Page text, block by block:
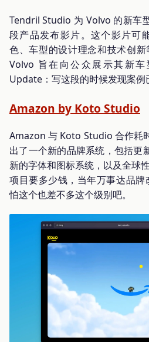
Tendril Studio 为 Volvo 的新车
段产品发布影片。这个影片可
色、车型的设计理念和技术创新
Volvo 旨在向公众展示其新车
Update：写这段的时候发现案例
Amazon by Koto Studio
Amazon 与 Koto Studio 合作耗
出了一个新的品牌系统，包括更
新的字体和图标系统，以及全球
项目要多少钱，当年万事达品
怕这个也差不多这个级别吧。